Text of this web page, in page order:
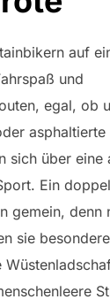
auf
und
egal, ob
asphaltierte
sich über eine
Ein
gemein, denn
sie